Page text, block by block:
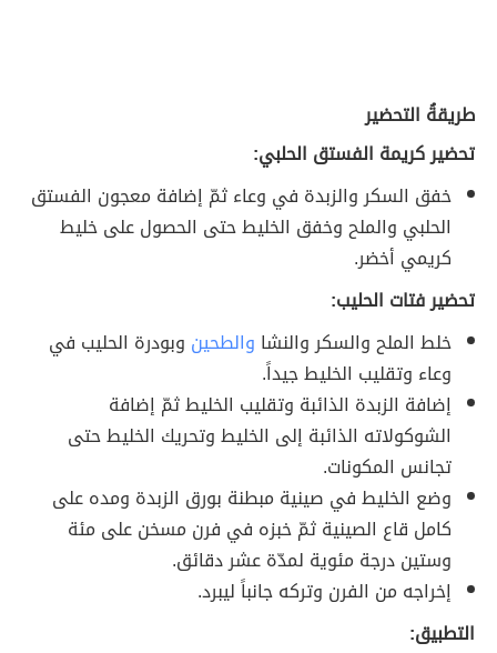
طريقةُ التحضير
تحضير كريمة الفستق الحلبي:
خفق السكر والزبدة في وعاء ثمّ إضافة معجون الفستق
الحلبي والملح وخفق الخليط حتى الحصول على خليط
كريمي أخضر.
تحضير فتات الحليب:
خلط الملح والسكر والنشا والطحين وبودرة الحليب في
وعاء وتقليب الخليط جيداً.
إضافة الزبدة الذائبة وتقليب الخليط ثمّ إضافة
الشوكولاته الذائبة إلى الخليط وتحريك الخليط حتى
تجانس المكونات.
وضع الخليط في صينية مبطنة بورق الزبدة ومده على
كامل قاع الصينية ثمّ خبزه في فرن مسخن على مئة
وستين درجة مئوية لمدّة عشر دقائق.
إخراجه من الفرن وتركه جانباً ليبرد.
التطبيق: